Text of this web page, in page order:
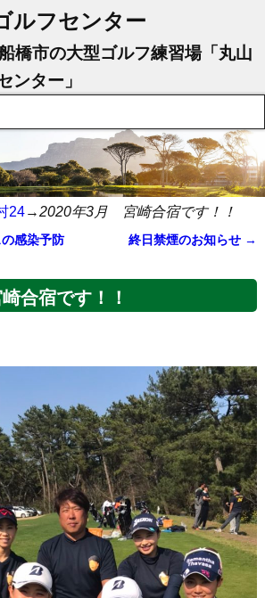
ルフセンター
橋市の大型ゴルフ練習場「丸山
ンター」
24→2020年3月 宮崎合宿です！！
ン
感染予防
終日禁煙のお知らせ →
合宿です！！